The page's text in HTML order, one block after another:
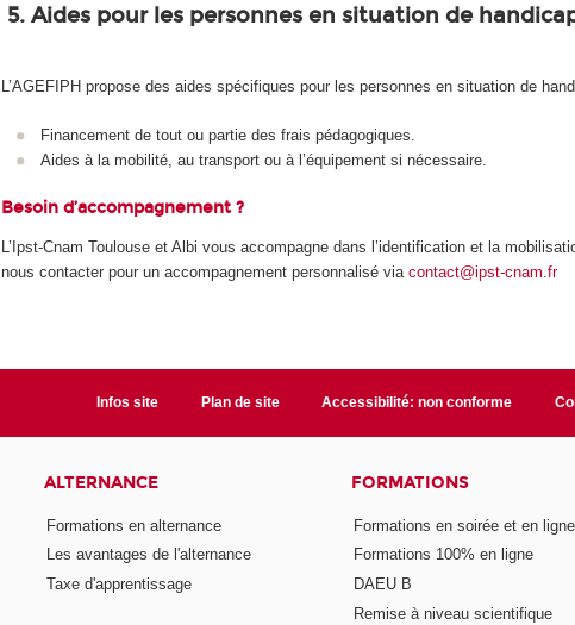
5. Aides pour les personnes en situation de
L’AGEFIPH propose des aides spécifiques pour les personnes en situation de
Financement de tout ou partie des frais pédagogiques.
Aides à la mobilité, au transport ou à l’équipement si nécessaire.​
Besoin d’accompagnement ?
L’Ipst-Cnam Toulouse et Albi vous accompagne dans l’identification et la
nous contacter pour un accompagnement personnalisé viacontact@ipst-cnam.fr
Infos site Plan de site Accessibilité: non conforme
ALTERNANCE
Formations en alternance
Les avantages de l'alternance
Taxe d'apprentissage
FORMATIONS
Formations en soirée et en ligne
Formations 100% en ligne
DAEU B
Remise à niveau scientifique